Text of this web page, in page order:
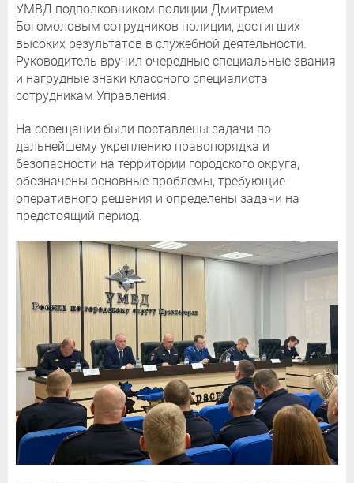
УМВД подполковником полиции Дмитрием
Богомоловым сотрудников полиции, достигших
высоких результатов в служебной деятельности.
Руководитель вручил очередные специальные звания
и нагрудные знаки классного специалиста
сотрудникам Управления.
На совещании были поставлены задачи по
дальнейшему укреплению правопорядка и
безопасности на территории городского округа,
обозначены основные проблемы, требующие
оперативного решения и определены задачи на
предстоящий период.